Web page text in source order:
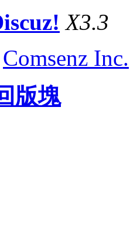
X3.3
Comsenz Inc.
版塊